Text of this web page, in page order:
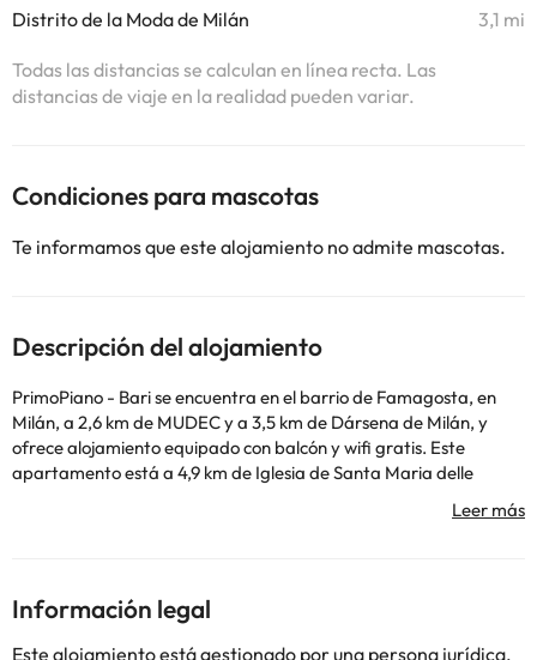
Distrito de la Moda de Milán 3,1 mi
Todas las distancias se calculan en línea recta. Las
distancias de viaje en la realidad pueden variar.
Condiciones para mascotas
Te informamos que este alojamiento no admite mascotas.
Descripción del alojamiento
PrimoPiano - Bari se encuentra en el barrio de Famagosta, en
Milán, a 2,6 km de MUDEC y a 3,5 km de Dársena de Milán, y
ofrece alojamiento equipado con balcón y wifi gratis. Este
apartamento está a 4,9 km de Iglesia de Santa Maria delle
Grazie y a 4,9 km de La Última Cena de Leonardo da Vinci. El
apartamento de 1 dormitorio cuenta con sala de estar con TV de
apartamento. Museo Del Novecento está a 5,1 km del
alojamiento, y San Maurizio al Monastero Maggiore está a 5,7
km. El aeropuerto (Aeropuerto de Milán - Linate) está a 12 km.
Información legal
Este alojamiento está gestionado por una persona jurídica.